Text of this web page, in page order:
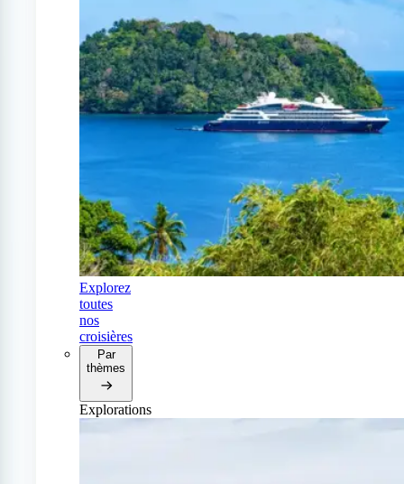
Explorez
toutes
nos
croisières
Par
thèmes
Explorations